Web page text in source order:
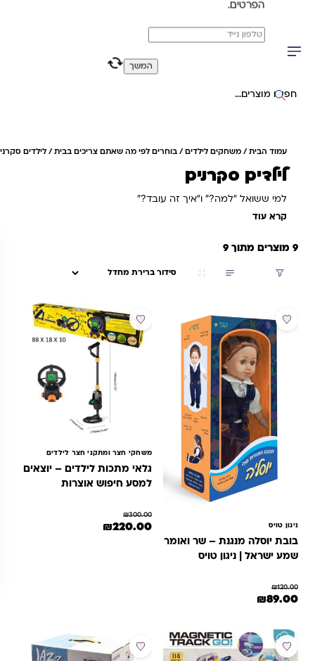
חיפוש באתר
עמוד הבית/משחקים לילדים/בוחרים לפי מה שאתם צריכים בבית/ לילדים סקרנים
לילדים סקרנים
למי ששואל “למה?” ו“איך זה עובד?”
קרא עוד
סינון
ניגון טויס
בובת יוסלה מנגנת – שר ואומר
שמע ישראל | ניגון טויס
₪120.00
המחיר המקורי היה: ₪120.00.
₪89.00 המחיר הנוכחי הוא: ₪89.00.
משחקי חצר ומתקני חצר לילדים
גלאי מתכות לילדים – יוצאים
למסע חיפוש אוצרות
₪300.00
המחיר המקורי היה: ₪300.00.
₪220.00 המחיר הנוכחי הוא: ₪220.00.
הפרטים.
המשך